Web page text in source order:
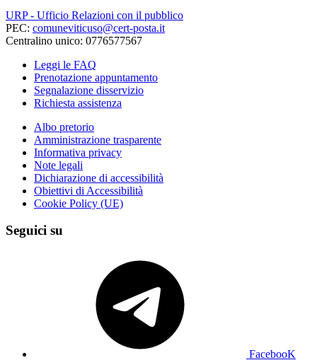
URP - Ufficio Relazioni con il pubblico
PEC: comuneviticuso@cert-posta.it
Centralino unico: 0776577567
Leggi le FAQ
Prenotazione appuntamento
Segnalazione disservizio
Richiesta assistenza
Albo pretorio
Amministrazione trasparente
Informativa privacy
Note legali
Dichiarazione di accessibilità
Obiettivi di Accessibilità
Cookie Policy (UE)
Seguici su
FacebooK